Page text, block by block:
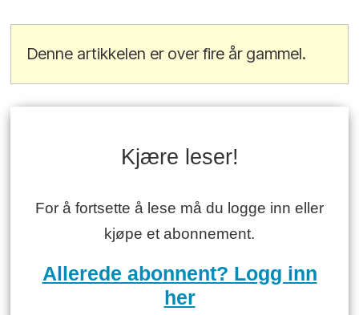
Denne artikkelen er over fire år gammel.
Kjære leser!
For å fortsette å lese må du logge inn eller
kjøpe et abonnement.
Allerede abonnent? Logg inn
her